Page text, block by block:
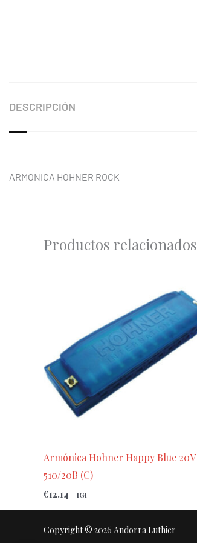
DESCRIPCIÓN
ARMONICA HOHNER ROCK
Productos relacionados
Armónica Hohner Happy Blue 20V
510/20B (C)
€12.14 + IGI
Copyright © 2026 Andorra Luthier